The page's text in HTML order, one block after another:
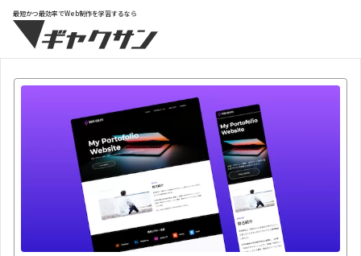
最短かつ最効率でWeb制作を学習するなら